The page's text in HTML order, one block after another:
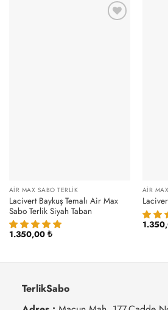
AIR MAX SABO TERLIK
Lacivert Baykuş Temalı Air Max
Sabo Terlik Siyah Taban
1.350,00 ₺
AIR
TerlikSabo